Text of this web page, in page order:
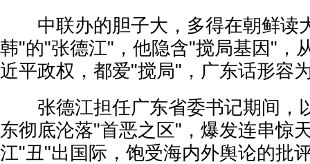
中联办的胆子大，多得在朝鲜读
韩"的"张德江"，他隐含"搅局基因"，
近平政权，都爱"搅局"，广东话形容
张德江担任广东省委书记期间，
东彻底沦落"首恶之区"，爆发连串惊
江"丑"出国际，饱受海内外舆论的批